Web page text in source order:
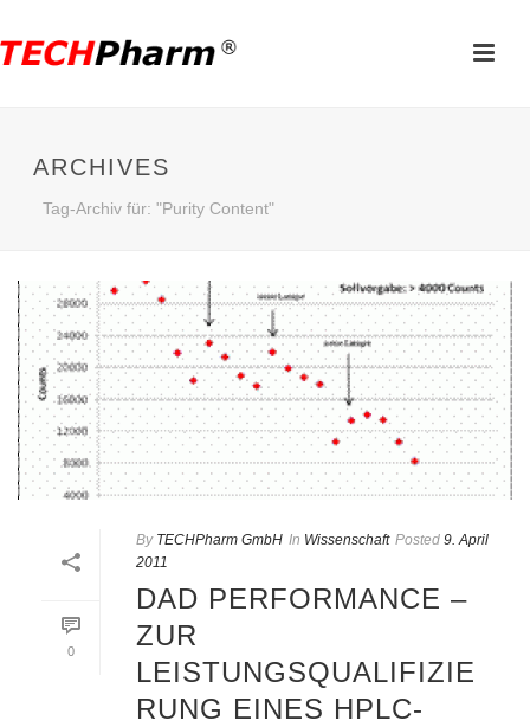
ARCHIVES
Tag-Archiv für: "Purity Content"
0
By TECHPharm GmbH In Wissenschaft Posted 9. April
2011
DAD PERFORMANCE –
ZUR
LEISTUNGSQUALIFIZIE
RUNG EINES HPLC-